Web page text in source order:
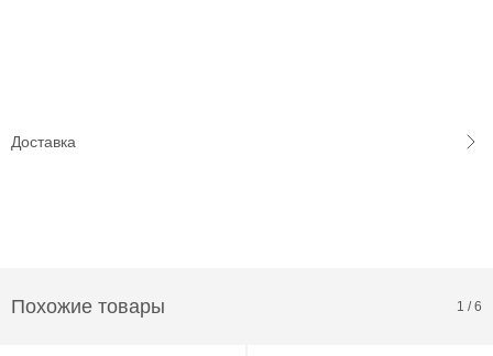
Доставка
Похожие товары 1 /6